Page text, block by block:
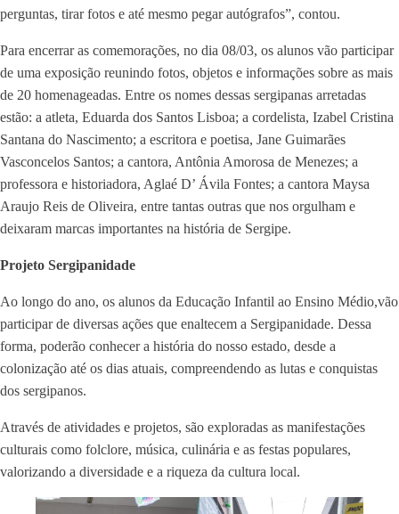
perguntas, tirar fotos e até mesmo pegar autógrafos”, contou.
Para encerrar as comemorações, no dia 08/03, os alunos vão participar
de uma exposição reunindo fotos, objetos e informações sobre as mais
de 20 homenageadas. Entre os nomes dessas sergipanas arretadas
estão: a atleta, Eduarda dos Santos Lisboa; a cordelista, Izabel Cristina
Santana do Nascimento; a escritora e poetisa, Jane Guimarães
Vasconcelos Santos; a cantora, Antônia Amorosa de Menezes; a
professora e historiadora, Aglaé D’ Ávila Fontes; a cantora Maysa
Araujo Reis de Oliveira, entre tantas outras que nos orgulham e
deixaram marcas importantes na história de Sergipe.
Projeto Sergipanidade
Ao longo do ano, os alunos da Educação Infantil ao Ensino Médio,vão
participar de diversas ações que enaltecem a Sergipanidade. Dessa
forma, poderão conhecer a história do nosso estado, desde a
colonização até os dias atuais, compreendendo as lutas e conquistas
dos sergipanos.
Através de atividades e projetos, são exploradas as manifestações
culturais como folclore, música, culinária e as festas populares,
valorizando a diversidade e a riqueza da cultura local.